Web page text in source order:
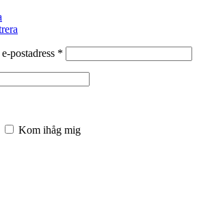
postadress *
Kom ihåg mig